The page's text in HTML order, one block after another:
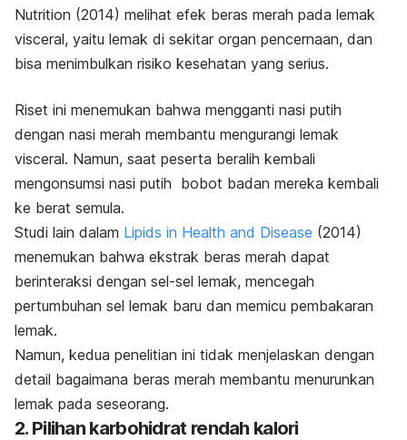
Nutrition (2014) melihat efek beras merah pada lemak
visceral, yaitu lemak di sekitar organ pencernaan, dan
bisa menimbulkan risiko kesehatan yang serius.
Riset ini menemukan bahwa mengganti nasi putih
dengan nasi merah membantu mengurangi lemak
visceral. Namun, saat peserta beralih kembali
mengonsumsi nasi putih bobot badan mereka kembali
ke berat semula.
Studi lain dalam Lipids in Health and Disease (2014)
menemukan bahwa ekstrak beras merah dapat
berinteraksi dengan sel-sel lemak, mencegah
pertumbuhan sel lemak baru dan memicu pembakaran
lemak.
Namun, kedua penelitian ini tidak menjelaskan dengan
detail bagaimana beras merah membantu menurunkan
lemak pada seseorang.
2. Pilihan karbohidrat rendah kalori